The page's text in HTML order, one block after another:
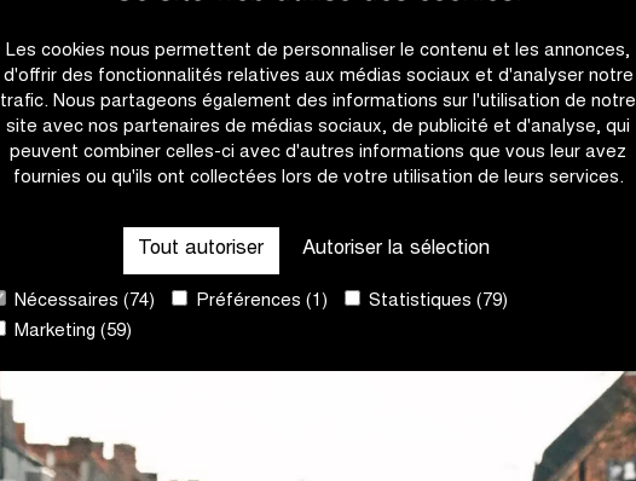
Les cookies nous permettent de personnaliser le contenu et les annonces,
d'offrir des fonctionnalités relatives aux médias sociaux et d'analyser notre
trafic. Nous partageons également des informations sur l'utilisation de notre
site avec nos partenaires de médias sociaux, de publicité et d'analyse, qui
peuvent combiner celles-ci avec d'autres informations que vous leur avez
fournies ou qu'ils ont collectées lors de votre utilisation de leurs services.
Tout autoriser Autoriser la sélection
Nécessaires (74) Préférences (1)
Statistiques (79)
Marketing (59)